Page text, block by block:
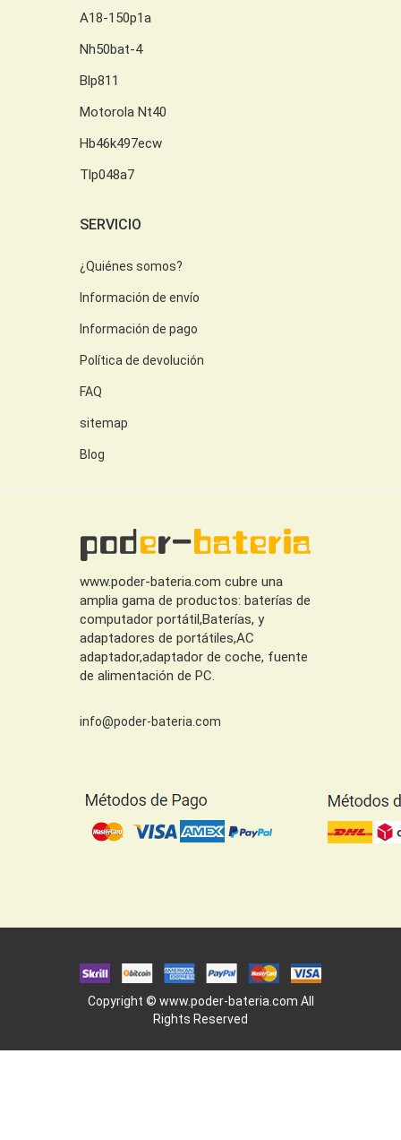
A18-150p1a
Nh50bat-4
Blp811
Motorola Nt40
Hb46k497ecw
Tlp048a7
SERVICIO
¿Quiénes somos?
Información de envío
Información de pago
Política de devolución
FAQ
sitemap
Blog
www.poder-bateria.com cubre una
amplia gama de productos: baterías de
computador portátil,Baterías, y
adaptadores de portátiles,AC
adaptador,adaptador de coche, fuente
de alimentación de PC.
info@poder-bateria.com
Copyright © www.poder-bateria.com All
Rights Reserved